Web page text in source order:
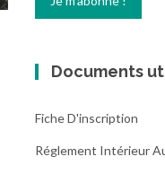
Documents
Fiche D'inscription
Réglement Intérieur